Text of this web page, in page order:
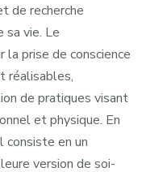
de recherche
sa vie. Le
prise de conscience
réalisables,
de pratiques visant
et physique. En
en un
version de soi-